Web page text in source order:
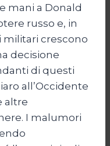
mani a Donald
russo e, in
crescono
decisione
di questi
all’Occidente
altre
I malumori